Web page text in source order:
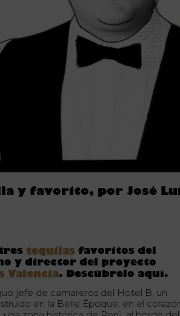
y favorito, por José
trestequilas favoritos del
y director del proyecto
Valencia. Descúbrelo aquí.
jefe de camareros del Hotel B, un
en la Belle Époque, en el